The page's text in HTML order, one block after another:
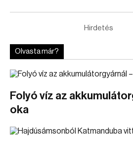
Hirdetés
Olvasta már?
Folyó víz az
oka